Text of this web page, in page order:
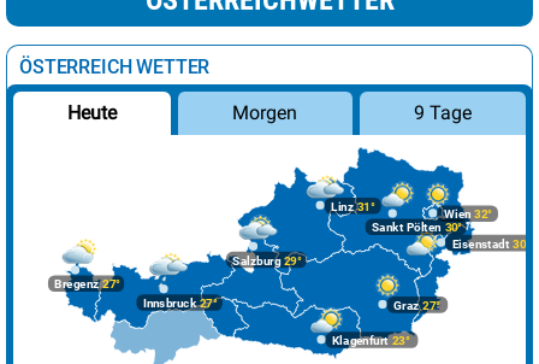
ÖSTERREICH WETTER
Heute Morgen 9 Tage
Bregenz27°
Graz27°
Innsbruck27°
Klagenfurt 23°
Linz31°
Salzburg29°
Wien 32°
Eisenstadt 30°
Sankt Pölten 30°